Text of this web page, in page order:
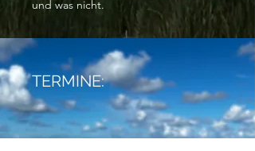
und was nicht.
TERMINE:
Da die anspruchsvollen Ereignisse